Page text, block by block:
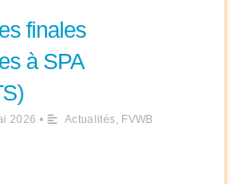
finales
à SPA
2026 • Actualités, FVWB